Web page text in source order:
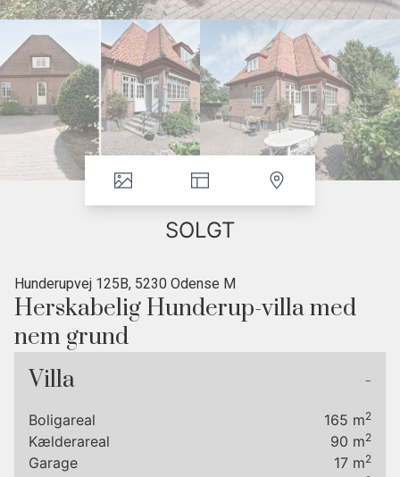
SOLGT
Hunderupvej 125B, 5230 Odense M
Herskabelig Hunderup-villa med
nem grund
MODERNISERING.
En mindre herskabsvilla i klassisk stil beliggende lige midt i det
attraktive Hunderup-kvarter med kort afstand til Skovsøen,
Villa -
Boligareal 165 m2
Kælderareal 90 m2
Garage 17 m2